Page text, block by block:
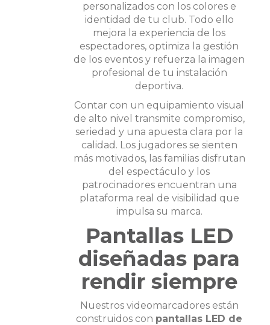
personalizados con los colores e
identidad de tu club. Todo ello
mejora la experiencia de los
espectadores, optimiza la gestión
de los eventos y refuerza la imagen
profesional de tu instalación
deportiva.
Contar con un equipamiento visual
de alto nivel transmite compromiso,
seriedad y una apuesta clara por la
calidad. Los jugadores se sienten
más motivados, las familias disfrutan
del espectáculo y los
patrocinadores encuentran una
plataforma real de visibilidad que
impulsa su marca.
Pantallas LED
diseñadas para
rendir siempre
Nuestros videomarcadores están
construidos con pantallas LED de